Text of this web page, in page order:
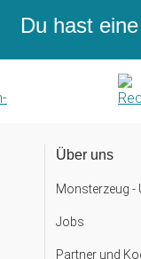
Du hast
Über uns
Monsterzeug -
Jobs
Partner und